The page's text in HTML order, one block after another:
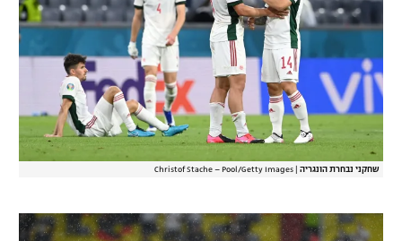
שחקני נבחרת הונגריה Christof Stache – Pool/Getty Images